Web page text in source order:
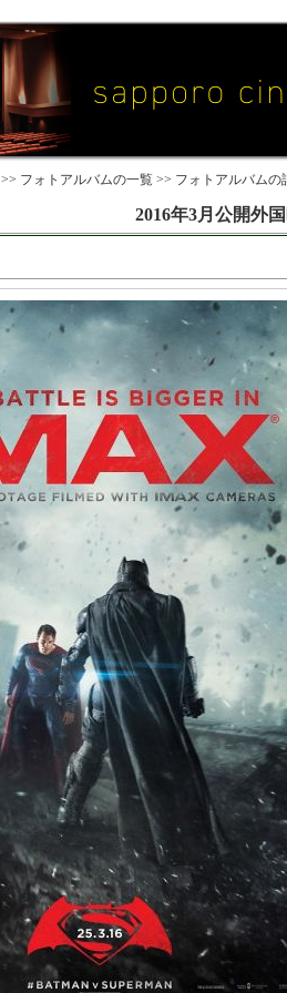
>> フォトアルバムの一覧 >> フォトアルバムの
2016年3月公開外